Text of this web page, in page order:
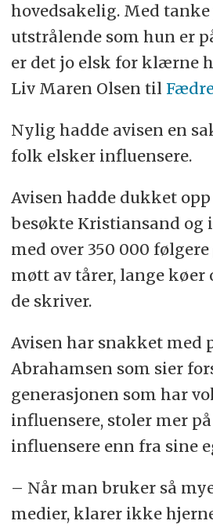
hovedsakelig. Med tanke
utstrålende som hun er
er det jo elsk for klærne
Liv Maren Olsen til
Nylig hadde avisen en
folk elsker influensere.
Avisen hadde dukket
besøkte Kristiansand og
med over 350 000
møtt av tårer, lange køer
de skriver.
Avisen har snakket med
Abrahamsen som sier
generasjonen som har
influensere, stoler mer
influensere enn fra sine
– Når man bruker så
medier, klarer ikke